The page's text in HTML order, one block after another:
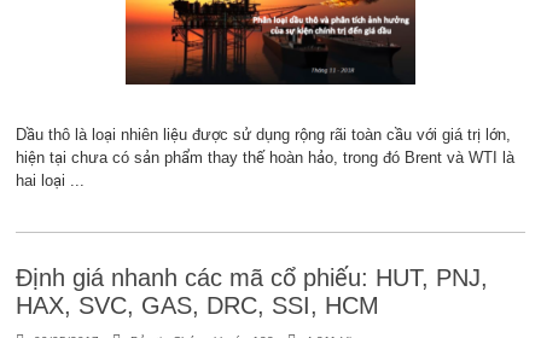
Dầu thô là loại nhiên liệu được sử dụng rộng rãi toàn cầu với giá trị lớn,
hiện tại chưa có sản phẩm thay thế hoàn hảo, trong đó Brent và WTI là
hai loại ...
Định giá nhanh các mã cổ phiếu: HUT, PNJ,
HAX, SVC, GAS, DRC, SSI, HCM